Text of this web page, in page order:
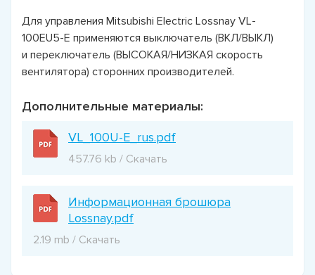
Для управления Mitsubishi Electric Lossnay VL-
100EU5-E применяются выключатель (ВКЛ/ВЫКЛ)
и переключатель (ВЫСОКАЯ/НИЗКАЯ скорость
вентилятора) сторонних производителей.
Дополнительные материалы:
VL_100U-E_rus.pdf
457.76 kb / Скачать
Информационная брошюра
Lossnay.pdf
2.19 mb / Скачать